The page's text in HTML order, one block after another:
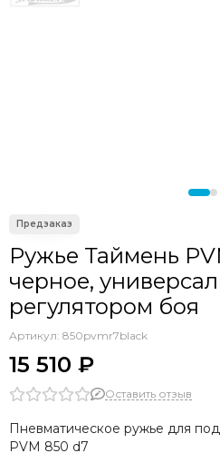
Mares
Armytek
C4
Aquateam
Sarbags
KF
Ружье Таймень
черное,
регулятором боя
Артикул: 850pvmr7black
15 510 ₽
Оставить отзыв
Пневматическое ружье для
PVM 850 d7